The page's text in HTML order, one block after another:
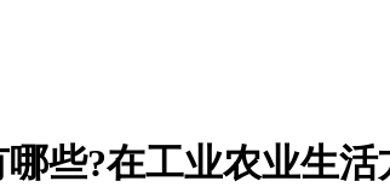
些?在工业农业生活